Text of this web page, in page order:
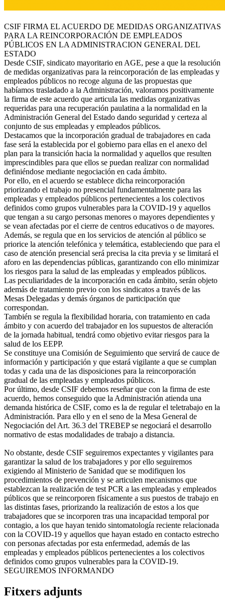
CSIF FIRMA EL ACUERDO DE MEDIDAS ORGANIZATIVAS
PARA LA REINCORPORACIÓN DE EMPLEADOS
PÚBLICOS EN LA ADMINISTRACION GENERAL DEL
ESTADO
Desde CSIF, sindicato mayoritario en AGE, pese a que la resolución
de medidas organizativas para la reincorporación de las empleadas y
empleados públicos no recoge alguna de las propuestas que
habíamos trasladado a la Administración, valoramos positivamente
la firma de este acuerdo que articula las medidas organizativas
requeridas para una recuperación paulatina a la normalidad en la
Administración General del Estado dando seguridad y certeza al
conjunto de sus empleadas y empleados públicos.
Destacamos que la incorporación gradual de trabajadores en cada
fase será la establecida por el gobierno para ellas en el anexo del
plan para la transición hacia la normalidad y aquellos que resulten
imprescindibles para que ellos se puedan realizar con normalidad
definiéndose mediante negociación en cada ámbito.
Por ello, en el acuerdo se establece dicha reincorporación
priorizando el trabajo no presencial fundamentalmente para las
empleadas y empleados públicos pertenecientes a los colectivos
definidos como grupos vulnerables para la COVID-19 y aquellos
que tengan a su cargo personas menores o mayores dependientes y
se vean afectadas por el cierre de centros educativos o de mayores.
Además, se regula que en los servicios de atención al público se
priorice la atención telefónica y telemática, estableciendo que para el
caso de atención presencial será precisa la cita previa y se limitará el
aforo en las dependencias públicas, garantizando con ello minimizar
los riesgos para la salud de las empleadas y empleados públicos.
Las peculiaridades de la incorporación en cada ámbito, serán objeto
además de tratamiento previo con los sindicatos a través de las
Mesas Delegadas y demás órganos de participación que
correspondan.
También se regula la flexibilidad horaria, con tratamiento en cada
ámbito y con acuerdo del trabajador en los supuestos de alteración
de la jornada habitual, tendrá como objetivo evitar riesgos para la
salud de los EEPP.
Se constituye una Comisión de Seguimiento que servirá de cauce de
información y participación y que estará vigilante a que se cumplan
todas y cada una de las disposiciones para la reincorporación
gradual de las empleadas y empleados públicos.
Por último, desde CSIF debemos reseñar que con la firma de este
acuerdo, hemos conseguido que la Administración atienda una
demanda histórica de CSIF, como es la de regular el teletrabajo en la
Administración. Para ello y en el seno de la Mesa General de
Negociación del Art. 36.3 del TREBEP se negociará el desarrollo
normativo de estas modalidades de trabajo a distancia.
No obstante, desde CSIF seguiremos expectantes y vigilantes para
garantizar la salud de los trabajadores y por ello seguiremos
exigiendo al Ministerio de Sanidad que se modifiquen los
procedimientos de prevención y se articulen mecanismos que
establezcan la realización de test PCR a las empleadas y empleados
públicos que se reincorporen físicamente a sus puestos de trabajo en
las distintas fases, priorizando la realización de estos a los que
trabajadores que se incorporen tras una incapacidad temporal por
contagio, a los que hayan tenido sintomatología reciente relacionada
con la COVID-19 y aquellos que hayan estado en contacto estrecho
con personas afectadas por esta enfermedad, además de las
empleadas y empleados públicos pertenecientes a los colectivos
definidos como grupos vulnerables para la COVID-19.
SEGUIREMOS INFORMANDO
Fitxers adjunts